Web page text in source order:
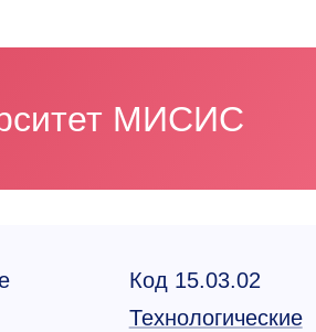
МИСИС
Код 15.03.02
Технологические